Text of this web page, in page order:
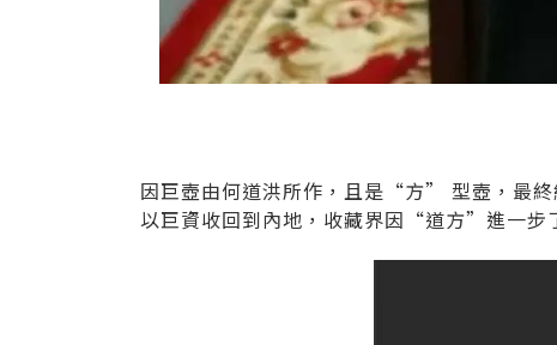
因巨壺由何道洪所作，且是“方” 型壺，最
以巨資收回到內地，收藏界因“道方”進一步